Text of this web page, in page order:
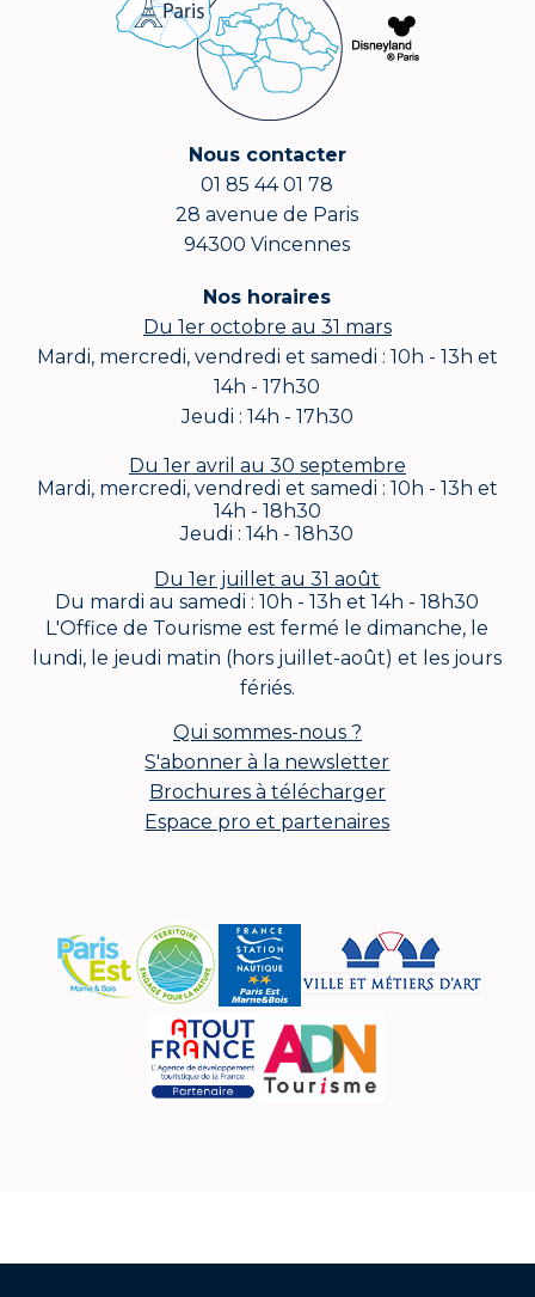
Nous contacter
01 85 44 01 78
28 avenue de Paris
94300 Vincennes
Nos horaires
Du 1er octobre au 31 mars
Mardi, mercredi, vendredi et samedi : 10h - 13h et
14h - 17h30
Jeudi : 14h - 17h30
Du 1er avril au 30 septembre
Mardi, mercredi, vendredi et samedi : 10h - 13h et
14h - 18h30
Jeudi : 14h - 18h30
Du 1er juillet au 31 août
Du mardi au samedi : 10h - 13h et 14h - 18h30
L'Office de Tourisme est fermé le dimanche, le
lundi, le jeudi matin (hors juillet-août) et les jours
fériés.
Qui sommes-nous ?
S'abonner à la newsletter
Brochures à télécharger
Espace pro et partenaires